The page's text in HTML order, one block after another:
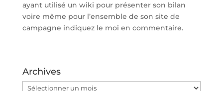
ayant utilisé un wiki pour présenter son bilan
voire même pour l’ensemble de son site de
campagne indiquez le moi en commentaire.
Archives
Archives